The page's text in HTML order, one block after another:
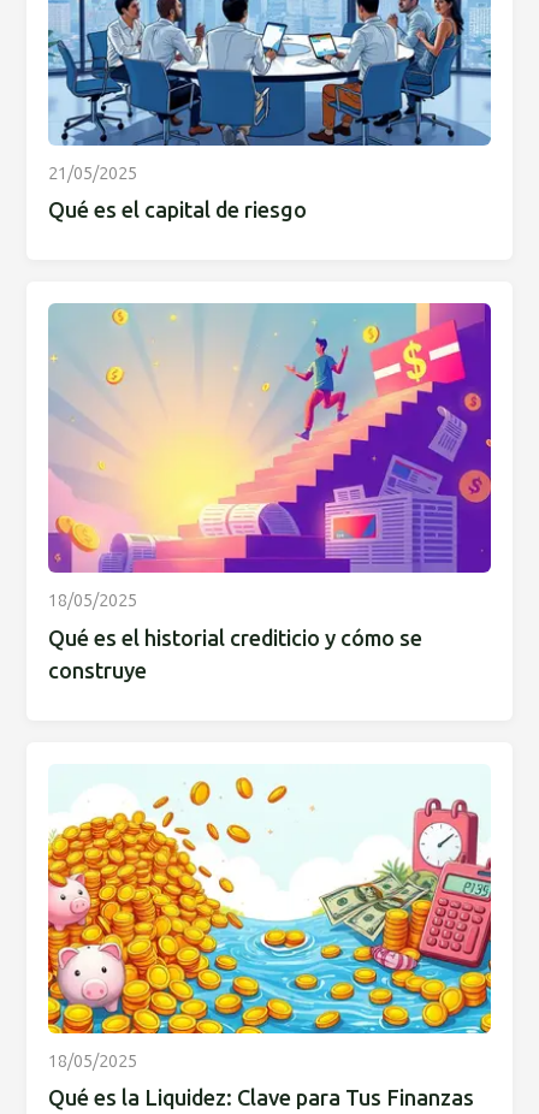
21/05/2025
Qué es el capital de riesgo
18/05/2025
Qué es el historial crediticio y cómo se
construye
18/05/2025
Qué es la Liquidez: Clave para Tus Finanzas